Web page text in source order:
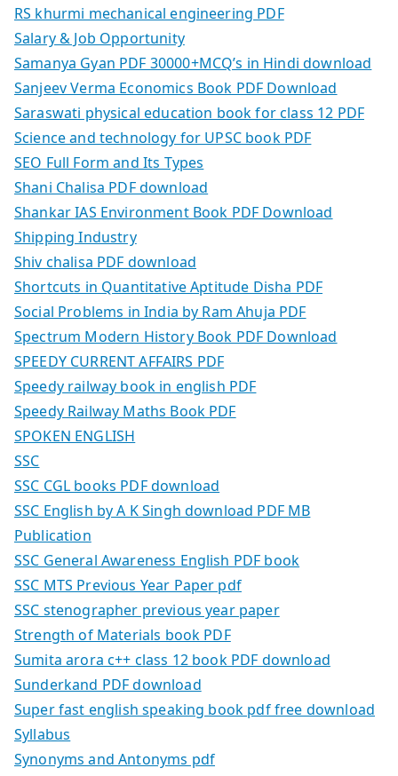
RS khurmi mechanical engineering PDF
Salary & Job Opportunity
Samanya Gyan PDF 30000+MCQ’s in Hindi download
Sanjeev Verma Economics Book PDF Download
Saraswati physical education book for class 12 PDF
Science and technology for UPSC book PDF
SEO Full Form and Its Types
Shani Chalisa PDF download
Shankar IAS Environment Book PDF Download
Shipping Industry
Shiv chalisa PDF download
Shortcuts in Quantitative Aptitude Disha PDF
Social Problems in India by Ram Ahuja PDF
Spectrum Modern History Book PDF Download
SPEEDY CURRENT AFFAIRS PDF
Speedy railway book in english PDF
Speedy Railway Maths Book PDF
SPOKEN ENGLISH
SSC
SSC CGL books PDF download
SSC English by A K Singh download PDF MB
Publication
SSC General Awareness English PDF book
SSC MTS Previous Year Paper pdf
SSC stenographer previous year paper
Strength of Materials book PDF
Sumita arora c++ class 12 book PDF download
Sunderkand PDF download
Super fast english speaking book pdf free download
Syllabus
Synonyms and Antonyms pdf